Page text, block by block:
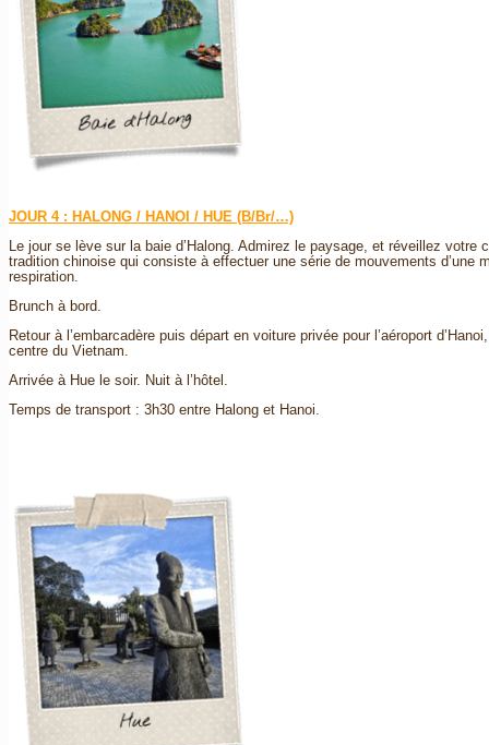
JOUR 4 : HALONG / HANOI / HUE (B/Br/…)
Le jour se lève sur la baie d’Halong. Admirez le paysage, et réveillez
tradition chinoise qui consiste à effectuer une série de mouvements d’une
respiration.
Brunch à bord.
Retour à l’embarcadère puis départ en voiture privée pour l’aéroport
centre du Vietnam.
Arrivée à Hue le soir. Nuit à l’hôtel.
Temps de transport : 3h30 entre Halong et Hanoi.